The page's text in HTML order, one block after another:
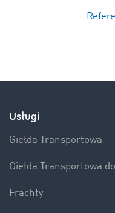
Usługi
Giełda Transportowa
Giełda Transportowa
Frachty